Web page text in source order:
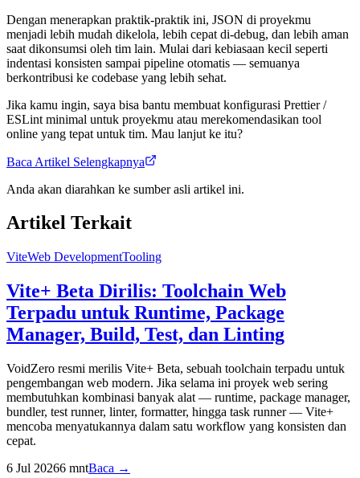
Dengan menerapkan praktik-praktik ini, JSON di proyekmu
menjadi lebih mudah dikelola, lebih cepat di-debug, dan lebih aman
saat dikonsumsi oleh tim lain. Mulai dari kebiasaan kecil seperti
indentasi konsisten sampai pipeline otomatis — semuanya
berkontribusi ke codebase yang lebih sehat.
Jika kamu ingin, saya bisa bantu membuat konfigurasi Prettier /
ESLint minimal untuk proyekmu atau merekomendasikan tool
online yang tepat untuk tim. Mau lanjut ke itu?
Baca Artikel Selengkapnya
Anda akan diarahkan ke sumber asli artikel ini.
Artikel Terkait
ViteWeb DevelopmentTooling
Vite+ Beta Dirilis: Toolchain Web
Terpadu untuk Runtime, Package
Manager, Build, Test, dan Linting
VoidZero resmi merilis Vite+ Beta, sebuah toolchain terpadu untuk
pengembangan web modern. Jika selama ini proyek web sering
membutuhkan kombinasi banyak alat — runtime, package manager,
bundler, test runner, linter, formatter, hingga task runner — Vite+
mencoba menyatukannya dalam satu workflow yang konsisten dan
cepat.
6 Jul 20266 mntBaca →